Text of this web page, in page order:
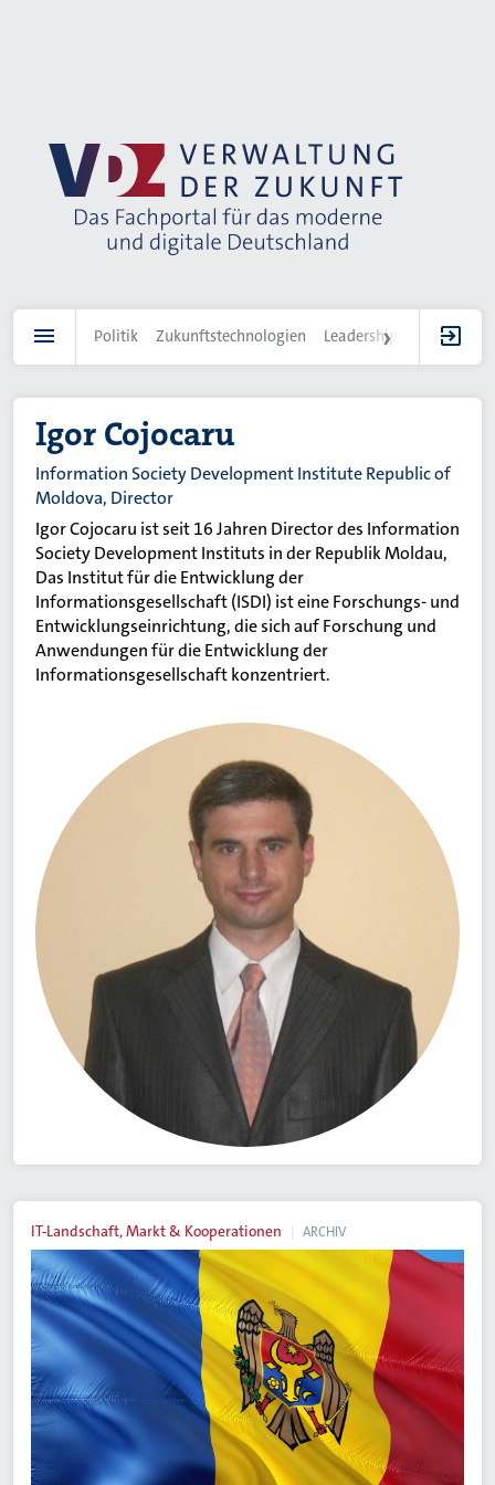
Politik Zukunftstechnologien Leadership IT-
Igor Cojocaru
Information Society Development Institute Republic of
Moldova, Director
Igor Cojocaru ist seit 16 Jahren Director des Information
Society Development Instituts in der Republik Moldau,
Das Institut für die Entwicklung der
Informationsgesellschaft (ISDI) ist eine Forschungs- und
Entwicklungseinrichtung, die sich auf Forschung und
Anwendungen für die Entwicklung der
Informationsgesellschaft konzentriert.
IT-Landschaft, Markt & Kooperationen ARCHIV